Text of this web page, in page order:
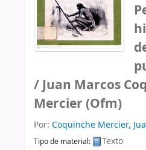
/Juan Marcos
Mercier (Ofm)
Por: Coquinche Mercier,
Tipo de material: Texto